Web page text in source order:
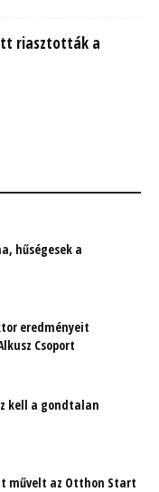
riasztották a
hűségesek a
eredményeit
Csoport
kell a gondtalan
művelt az Otthon Start